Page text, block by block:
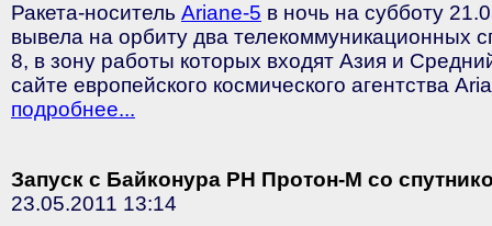
Ракета-носитель Ariane-5 в ночь на субботу
вывела на орбиту два телекоммуникационных
8, в зону работы которых входят Азия и
сайте европейского космического агентства
подробнее...
Запуск с Байконура РН Протон-М со
23.05.2011 13:14